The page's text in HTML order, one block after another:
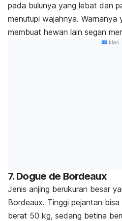
pada bulunya yang lebat dan
menutupi wajahnya. Warnanya
membuat hewan lain segan
Iklan
7. Dogue de Bordeaux
Jenis anjing berukuran besar
Bordeaux. Tinggi pejantan
berat 50 kg, sedang betina